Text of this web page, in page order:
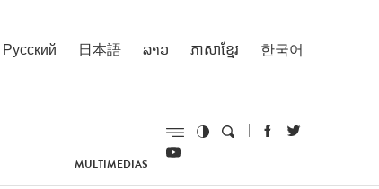
Русский 日本語 ລາວ ភាសាខ្មែរ 한국어
MULTIMEDIAS